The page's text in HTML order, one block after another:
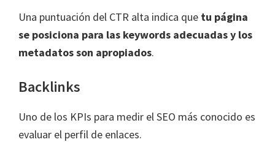
Una puntuación del CTR alta indica que tu página
se posiciona para las keywords adecuadas y los
metadatos son apropiados.
Backlinks
Uno de los KPIs para medir el SEO más conocido es
evaluar el perfil de enlaces.